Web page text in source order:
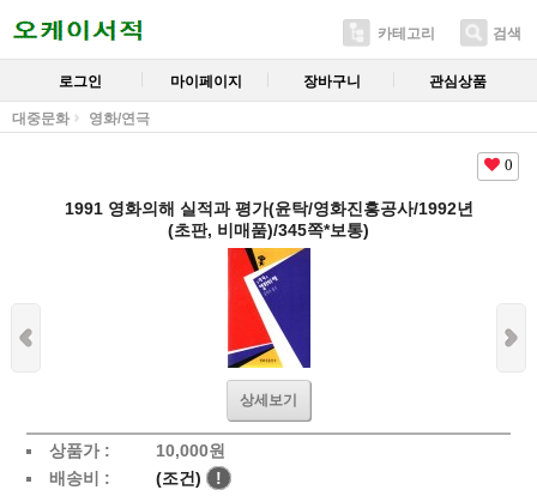
카테고리 검색
로그인 마이페이지 장바구니 관심상품
대중문화 영화/연극
0
1991 영화의해 실적과 평가(윤탁/영화진흥공사/1992년
(초판, 비매품)/345쪽*보통)
상세보기
상품가 : 10,000원
배송비 :
(조건)
!